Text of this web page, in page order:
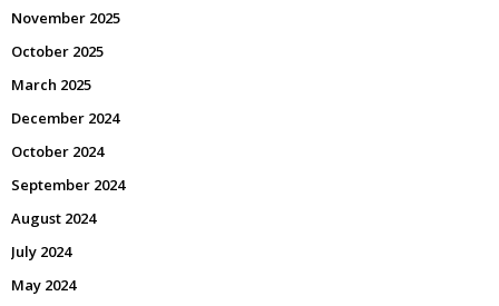
November 2025
October 2025
March 2025
December 2024
October 2024
September 2024
August 2024
July 2024
May 2024